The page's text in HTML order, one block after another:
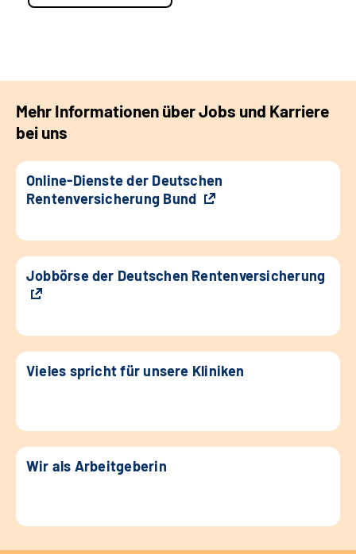
Mehr Informationen über Jobs und Karriere
bei uns
Online-Dienste der Deutschen
Rentenversicherung Bund
Jobbörse der Deutschen Rentenversicherung
Vieles spricht für unsere Kliniken
Wir als Arbeitgeberin